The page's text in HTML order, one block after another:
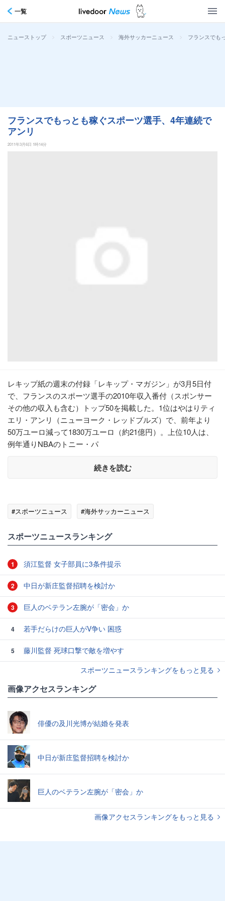
一覧
ニューストップ > スポーツニュース > 海外サッカーニュース > フランスでも
フランスでもっとも稼ぐスポーツ選手、4年連続で
アンリ
2011年3月6日 1時14分
レキップ紙の週末の付録「レキップ・マガジン」が3月5日付
で、フランスのスポーツ選手の2010年収入番付（スポンサー
その他の収入も含む）トップ50を掲載した。1位はやはりティ
エリ・アンリ（ニューヨーク・レッドブルズ）で、前年より
50万ユーロ減って1830万ユーロ（約21億円）。上位10人は、
例年通りNBAのトニー・パ
続きを読む
#スポーツニュース #海外サッカーニュース
スポーツニュースランキング
1 須江監督 女子部員に3条件提示
2 中日が新庄監督招聘を検討か
3 巨人のベテラン左腕が「密会」か
4 若手だらけの巨人がV争い 困惑
5
藤川監督 死球口撃で敵を増やす
スポーツニュースランキングをもっと見る
画像アクセスランキング
俳優の及川光博が結婚を発表
中日が新庄監督招聘を検討か
巨人のベテラン左腕が「密会」か
画像アクセスランキングをもっと見る